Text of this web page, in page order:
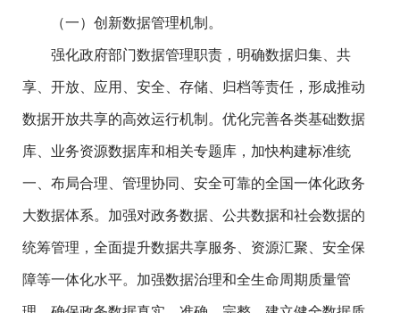
（一）创新数据管理机制。
强化政府部门数据管理职责，明确数据归集、共
享、开放、应用、安全、存储、归档等责任，形成推动
数据开放共享的高效运行机制。优化完善各类基础数据
库、业务资源数据库和相关专题库，加快构建标准统
一、布局合理、管理协同、安全可靠的全国一体化政务
大数据体系。加强对政务数据、公共数据和社会数据的
统筹管理，全面提升数据共享服务、资源汇聚、安全保
障等一体化水平。加强数据治理和全生命周期质量管